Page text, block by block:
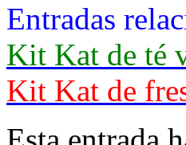
Entradas
Kit Kat de té
Kit Kat de